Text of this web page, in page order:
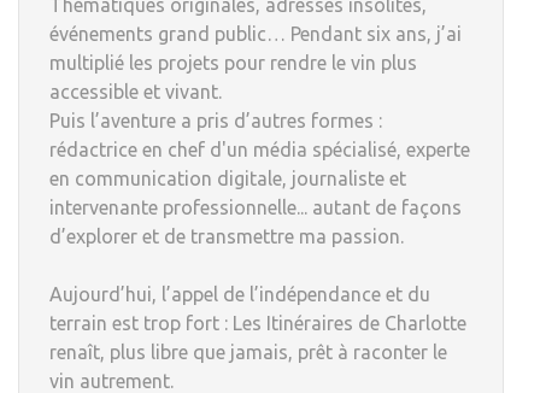
Thématiques originales, adresses insolites,
événements grand public… Pendant six ans, j’ai
multiplié les projets pour rendre le vin plus
accessible et vivant.
Puis l’aventure a pris d’autres formes :
rédactrice en chef d'un média spécialisé, experte
en communication digitale, journaliste et
intervenante professionnelle... autant de façons
d’explorer et de transmettre ma passion.
Aujourd’hui, l’appel de l’indépendance et du
terrain est trop fort : Les Itinéraires de Charlotte
renaît, plus libre que jamais, prêt à raconter le
vin autrement.